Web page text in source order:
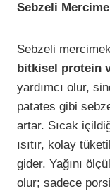
Sebzeli
Sebzeli
bitkisel protein
yardımcı olur,
patates gibi
artar. Sıcak
ısıtır, kolay
gider. Yağını
olur; sadece